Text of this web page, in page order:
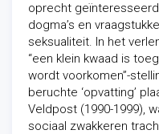
oprecht
dogma’s en
seksualiteit. In het
“een klein kwaad is
wordt voorkomen”-
beruchte ‘opvatting’
Veldpost (1990-1999),
sociaal zwakkeren